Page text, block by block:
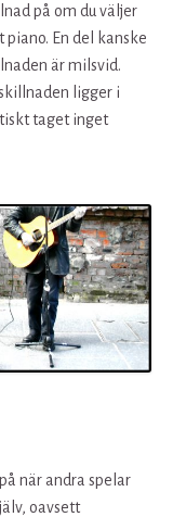
på om du väljer
En del kanske
är milsvid.
ligger i
taget inget
när andra spelar
oavsett